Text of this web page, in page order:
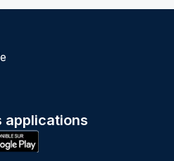
applications